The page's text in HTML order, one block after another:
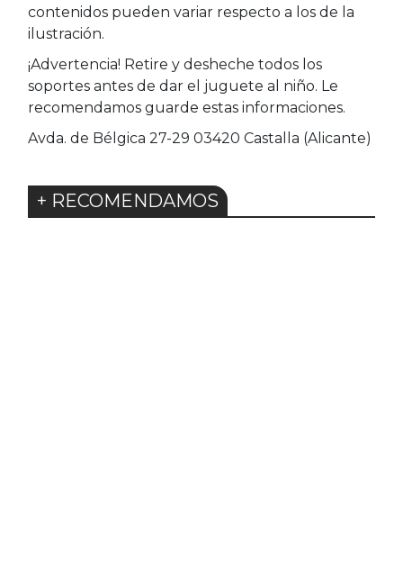
contenidos pueden variar respecto a los de la
ilustración.
¡Advertencia! Retire y desheche todos los
soportes antes de dar el juguete al niño. Le
recomendamos guarde estas informaciones.
Avda. de Bélgica 27-29 03420 Castalla (Alicante)
+ RECOMENDAMOS